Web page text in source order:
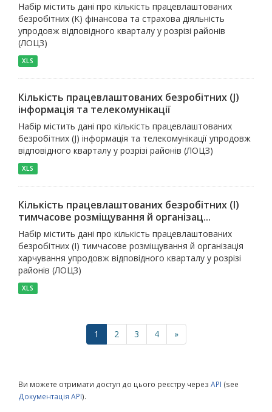
Набір містить дані про кількість працевлаштованих
безробітних (K) фінансова та страхова діяльність
упродовж відповідного кварталу у розрізі районів
(ЛОЦЗ)
XLS
Кількість працевлаштованих безробітних (J)
інформація та телекомунікації
Набір містить дані про кількість працевлаштованих
безробітних (J) інформація та телекомунікації упродовж
відповідного кварталу у розрізі районів (ЛОЦЗ)
XLS
Кількість працевлаштованих безробітних (I)
тимчасове розміщування й організац...
Набір містить дані про кількість працевлаштованих
безробітних (I) тимчасове розміщування й організація
харчування упродовж відповідного кварталу у розрізі
районів (ЛОЦЗ)
XLS
1 2 3 4 »
Ви можете отримати доступ до цього реєстру через API (see
Документація API).